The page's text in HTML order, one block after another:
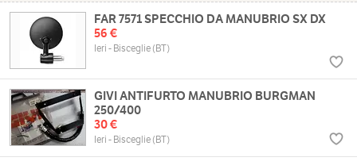
FAR 7571 SPECCHIO DA MANUBRIO SX DX
56 €
Ieri - Bisceglie (BT)
GIVI ANTIFURTO MANUBRIO BURGMAN
250/400
30 €
Ieri - Bisceglie (BT)